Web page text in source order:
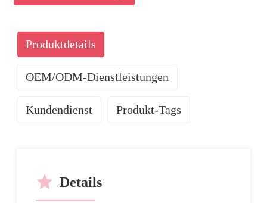
Produktdetails
OEM/ODM-Dienstleistungen
Kundendienst Produkt-Tags
Details